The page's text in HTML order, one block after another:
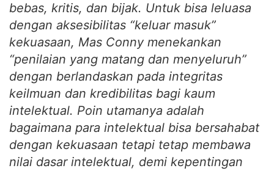
bebas, kritis, dan bijak. Untuk bisa leluasa
dengan aksesibilitas “keluar masuk”
kekuasaan, Mas Conny menekankan
“penilaian yang matang dan menyeluruh”
dengan berlandaskan pada integritas
keilmuan dan kredibilitas bagi kaum
intelektual. Poin utamanya adalah
bagaimana para intelektual bisa bersahabat
dengan kekuasaan tetapi tetap membawa
nilai dasar intelektual, demi kepentingan